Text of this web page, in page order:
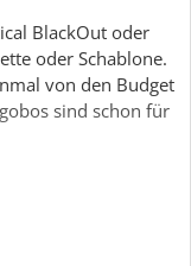
BlackOut oder
oder Schablone.
von den Budget
sind schon für